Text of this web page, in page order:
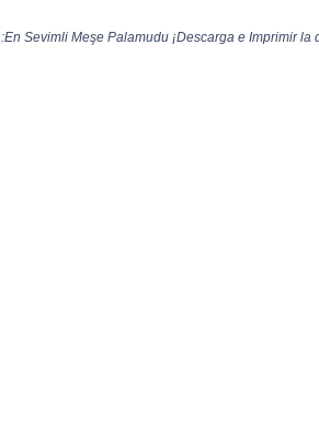
:En Sevimli Meşe Palamudu ¡Descarga e Imprimir